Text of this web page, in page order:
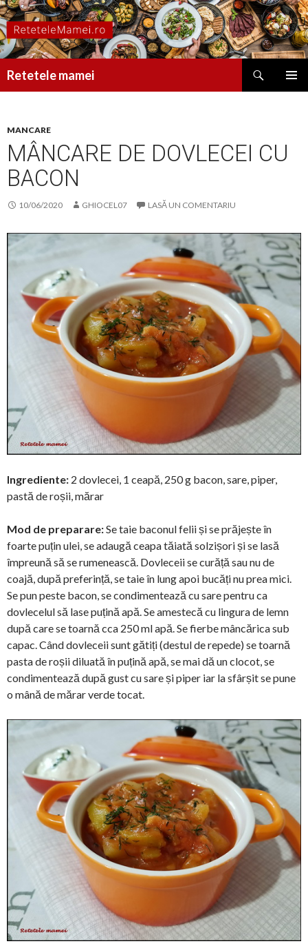
Retetele mamei
MANCARE
MÂNCARE DE DOVLECEI CU
BACON
10/06/2020 GHIOCEL07 LASĂ UN COMENTARIU
Ingrediente: 2 dovlecei, 1 ceapă, 250 g bacon, sare, piper,
pastă de roșii, mărar
Mod de preparare:Se taie baconul felii și se prăjește în
foarte puțin ulei, se adaugă ceapa tăiată solzișori și se lasă
împreună să se rumenească. Dovleceii se curăță sau nu de
coajă, după preferință, se taie în lung apoi bucăți nu prea mici.
Se pun peste bacon, se condimentează cu sare pentru ca
dovlecelul să lase puțină apă. Se amestecă cu lingura de lemn
după care se toarnă cca 250 ml apă. Se fierbe mâncărica sub
capac. Când dovleceii sunt gătiți (destul de repede) se toarnă
pasta de roșii diluată în puțină apă, se mai dă un clocot, se
condimentează după gust cu sare și piper iar la sfârșit se pune
o mână de mărar verde tocat.